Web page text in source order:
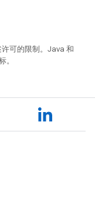
可的限制。Java 和
。